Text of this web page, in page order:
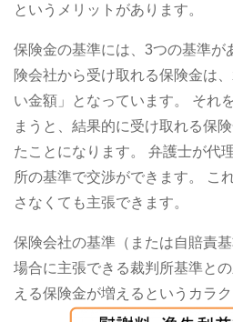
というメリットがあります。
保険金の基準には、3つの基準が
険会社から受け取れる保険金は
い金額」となっています。
それ
まうと、結果的に受け取れる保
たことになります。
弁護士が代
所の基準で交渉ができます。
こ
さなくても主張できます。
保険会社の基準（または自賠責
場合に主張できる裁判所基準と
える保険金が増えるというカラ